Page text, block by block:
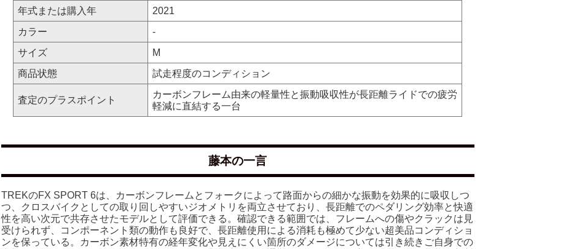
年式または購入年
2021
カラー
-
サイズ
M
商品状態
試走程度のコンディション
査定のプラスポイント
カーボンフレーム由来の軽量性と振動吸収性が長距離ライドでの疲労
軽減に直結する一台
藤本の一言
TREKのFX SPORT 6は、カーボンフレームとフォークによって路面からの細かな振動を効果的に吸収しつ
つ、クロスバイクとしての取り回しやすいジオメトリを両立させており、長距離でのペダリング効率と快適
性を高い次元で共存させたモデルとして評価できる。確認できる範囲では、フレームへの傷やクラックは見
受けられず、コンポーネント類の動作も良好で、長距離使用による消耗も極めて少ない超美品コンディショ
ンを保っている。カーボン素材特有の経年変化や見えにくい箇所のダメージについては引き続きご自身での